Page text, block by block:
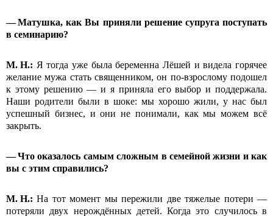
— Матушка, как Вы приняли решение супруга поступать
в семинарию?
М. Н.: Я тогда уже была беременна Лёшей и видела горячее
желание мужа стать священником, он по-взрослому подошел
к этому решению — и я приняла его выбор и поддержала.
Наши родители были в шоке: мы хорошо жили, у нас был
успешный бизнес, и они не понимали, как мы можем всё
закрыть.
— Что оказалось самым сложным в семейной жизни и как
вы с этим справились?
М. Н.: На тот момент мы пережили две тяжелые потери —
потеряли двух нерождённых детей. Когда это случилось в